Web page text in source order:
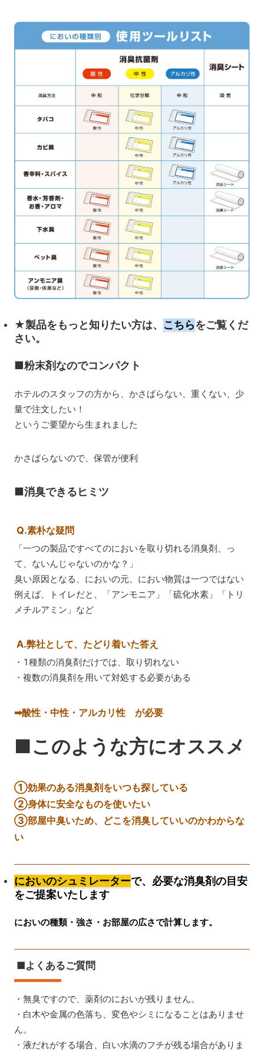
★製品をもっと知りたい方は、 こちらをご覧くだ
さい。
■粉末剤なのでコンパクト
ホテルのスタッフの方から、かさばらない、重くない、少
量で注文したい！
というご要望から生まれました
かさばらないので、保管が便利
■消臭できるヒミツ
Q.素朴な疑問
「一つの製品ですべてのにおいを取り切れる消臭剤、っ
て、ないんじゃないのかな？」
臭い原因となる、においの元、におい物質は一つではない
例えば、トイレだと、「アンモニア」「硫化水素」「トリ
メチルアミン」など
A.弊社として、たどり着いた答え
・1種類の消臭剤だけでは、取り切れない
・複数の消臭剤を用いて対処する必要がある
➡酸性・中性・アルカリ性 が必要
■このような方にオススメ
①効果のある消臭剤をいつも探している
②身体に安全なものを使いたい
③部屋中臭いため、どこを消臭していいのかわからな
い
においのシュミレーターで、必要な消臭剤の目安
をご提案いたします
においの種類・強さ・お部屋の広さで計算します。
■よくあるご質問
・無臭ですので、薬剤のにおいが残りません。
・白木や金属の色落ち、変色やシミになることはありませ
ん。
・液だれがする場合、白い水滴のフチが残る場合がありま